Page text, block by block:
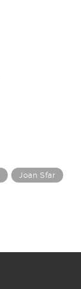
Joan Sfar